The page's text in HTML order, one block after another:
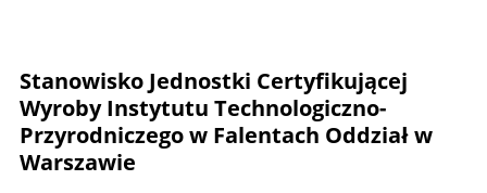
Stanowisko Jednostki Certyfikującej
Wyroby Instytutu Technologiczno-
Przyrodniczego w Falentach Oddział w
Warszawie